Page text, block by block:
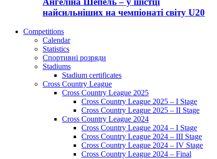
найсильніших на чемпіонаті світу U20
Competitions
Calendar
Statistics
Спортивні розряди
Stadiums
Stadium certificates
Cross Country League
Cross Country League 2025
Cross Country League 2025 – I Stage
Cross Country League 2025 – II Stage
Cross Country League 2024
Cross Country League 2024 – I Stage
Cross Country League 2024 – III Stage
Cross Country League 2024 – IV Stage
Cross Country League 2024 – Final